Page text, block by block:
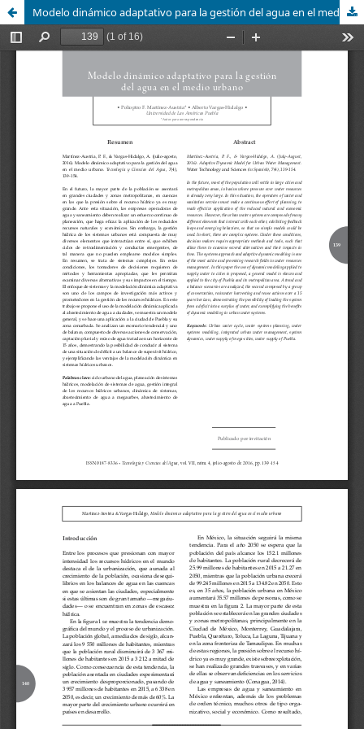
Modelo dinámico adaptativo para la gestión del agua en el medio urbano